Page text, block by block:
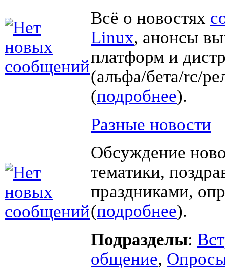
Всё о новостях
Linux, анонсы
платформ и
(альфа/бета/rc/
(подробнее).
Разные новости
Обсуждение
тематики,
праздниками,
(подробнее).
Подразделы:
общение,